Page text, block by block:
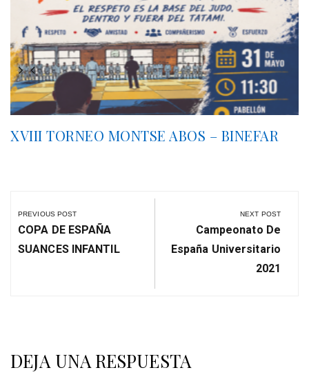
XVIII TORNEO MONTSE ABOS – BINEFAR
de
entradas
PREVIOUS POST
Previous
Post:
COPA DE ESPAÑA
SUANCES INFANTIL
NEXT POST
Next
Post:
Campeonato De
España Universitario
2021
DEJA UNA RESPUESTA